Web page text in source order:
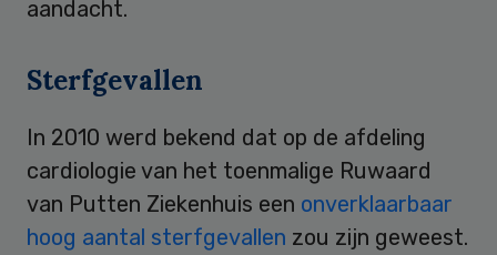
aandacht.
Sterfgevallen
In 2010 werd bekend dat op de afdeling
cardiologie van het toenmalige Ruwaard
van Putten Ziekenhuis een onverklaarbaar
hoog aantal sterfgevallen zou zijn geweest.